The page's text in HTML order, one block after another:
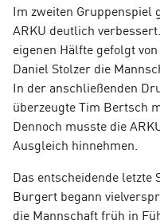
Im zweiten Gruppenspiel
ARKU deutlich
eigenen Hälfte gefolgt
Daniel Stolzer die
In der anschließenden
überzeugte Tim Bertsch
Dennoch musste die
Ausgleich hinnehmen.
Das entscheidende letzte
Burgert begann
die Mannschaft früh in